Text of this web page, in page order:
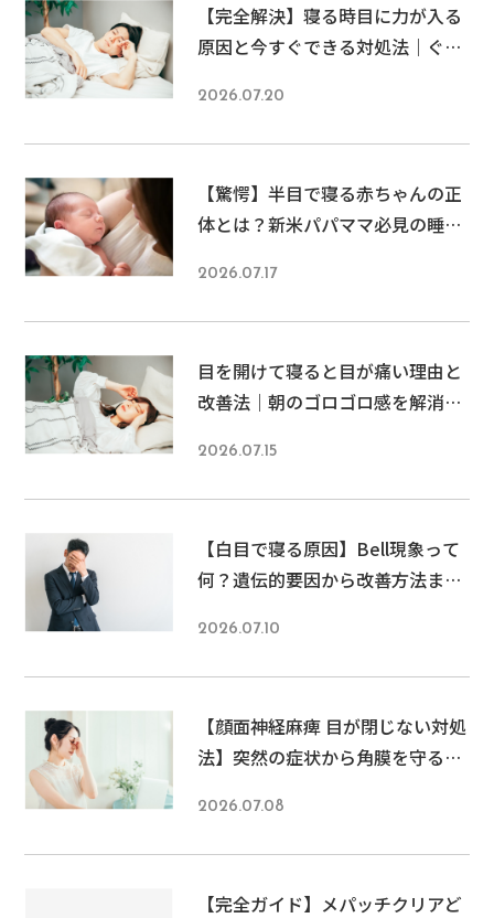
【完全解決】寝る時目に力が入る
原因と今すぐできる対処法｜ぐっ
2026.07.20
【驚愕】半目で寝る赤ちゃんの正
体とは？新米パパママ必見の睡眠
2026.07.17
目を開けて寝ると目が痛い理由と
改善法｜朝のゴロゴロ感を解消す
2026.07.15
【白目で寝る原因】Bell現象って
何？遺伝的要因から改善方法まで
2026.07.10
【顔面神経麻痺 目が閉じない対処
法】突然の症状から角膜を守る緊
2026.07.08
【完全ガイド】メパッチクリアど